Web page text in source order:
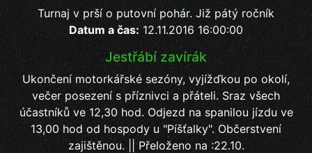
Turnaj v prší o putovní pohár. Již pátý ročník
Datum a čas: 12.11.2016 16:00:00
Jestřábí zavírák
Ukončení motorkářské sezóny, vyjížďkou po okolí,
večer posezení s příznivci a přáteli. Sraz všech
účastníků ve 12,30 hod. Odjezd na spanilou jízdu ve
13,00 hod od hospody u "Píšťalky". Občerstvení
zajištěnou. || Přeloženo na :22.10.